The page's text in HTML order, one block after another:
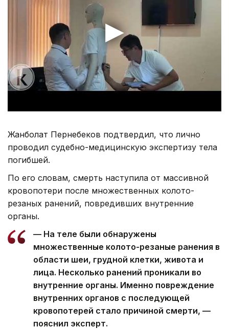
Жанболат Пернебеков подтвердил, что лично
проводил судебно-медицинскую экспертизу тела
погибшей.
По его словам, смерть наступила от массивной
кровопотери после множественных колото-
резаных ранений, повредивших внутренние
органы.
— На теле были обнаружены
множественные колото-резаные ранения в
области шеи, грудной клетки, живота и
лица. Несколько ранений проникали во
внутренние органы. Именно повреждение
внутренних органов с последующей
кровопотерей стало причиной смерти, —
пояснил эксперт.